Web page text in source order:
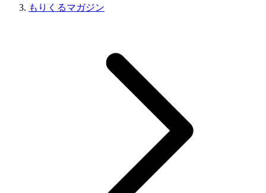
もりくるマガジン